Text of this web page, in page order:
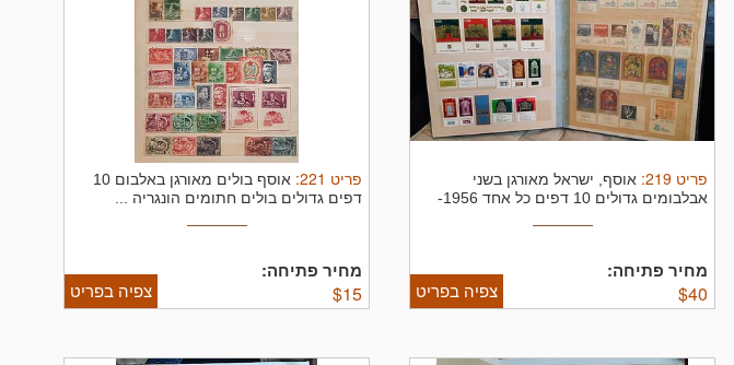
פריט 219
: אוסף, ישראל מאורגן בשני
אבלבומים גדולים 10 דפים כל אחד 1956-
מחיר פתיחה:
$40 צפיה בפריט
פריט 221
:
אוסף בולים מאורגן באלבום 10
דפים גדולים בולים חתומים הונגריה ...
מחיר פתיחה:
$15 צפיה בפריט